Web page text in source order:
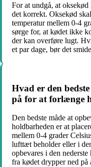
For at undgå, at
det korrekt. Oksekød
temperatur mellem 0-4
sørge for, at kødet ikke
der kan overføre lugt.
et par dage, bør det
Hvad er den
på for at forlænge
Den bedste måde at
holdbarheden er at
mellem 0-4 grader
lufttæt beholder eller i
opbevares i den
fra kødet drypper ned på